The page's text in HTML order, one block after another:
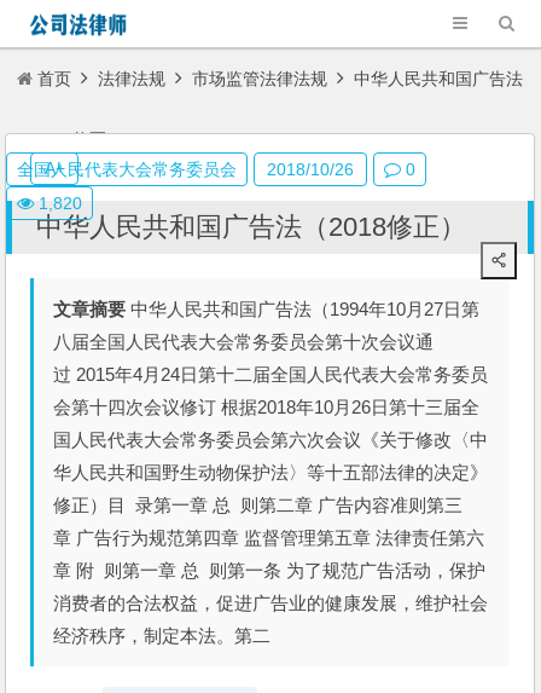
首页 法律法规 市场监管法律法规 中华人民共和国广告法
（2018修正）
中华人民共和国广告法（2018修正）
文章摘要 中华人民共和国广告法（1994年10月27日第
八届全国人民代表大会常务委员会第十次会议通
过 2015年4月24日第十二届全国人民代表大会常务委员
会第十四次会议修订 根据2018年10月26日第十三届全
国人民代表大会常务委员会第六次会议《关于修改〈中
华人民共和国野生动物保护法〉等十五部法律的决定》
修正）目 录第一章 总 则第二章 广告内容准则第三
章 广告行为规范第四章 监督管理第五章 法律责任第六
章 附 则第一章 总 则第一条 为了规范广告活动，保护
消费者的合法权益，促进广告业的健康发展，维护社会
经济秩序，制定本法。第二
全国人民代表大会常务委员会 2018/10/26
0
1,820
A+